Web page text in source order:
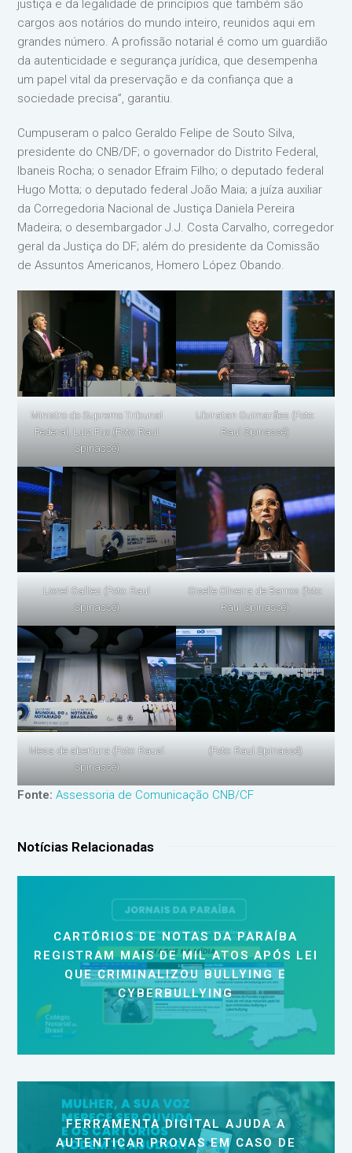
justiça e da legalidade de princípios que também são
cargos aos notários do mundo inteiro, reunidos aqui em
grandes número. A profissão notarial é como um guardião
da autenticidade e segurança jurídica, que desempenha
um papel vital da preservação e da confiança que a
sociedade precisa”, garantiu.
Cumpuseram o palco Geraldo Felipe de Souto Silva,
presidente do CNB/DF; o governador do Distrito Federal,
Ibaneis Rocha; o senador Efraim Filho; o deputado federal
Hugo Motta; o deputado federal João Maia; a juíza auxiliar
da Corregedoria Nacional de Justiça Daniela Pereira
Madeira; o desembargador J.J. Costa Carvalho, corregedor
geral da Justiça do DF; além do presidente da Comissão
de Assuntos Americanos, Homero López Obando.
Ministro do Supremo Tribunal
Federal, Luiz Fux (Foto: Raul
Spinassé)
Ubiratan Guimarães (Foto:
Raul Spinassé)
Lionel Galliez (Foto: Raul
Spinassé)
Giselle Oliveira de Barros (foto:
Raul Spinassé)
Mesa de abertura (Foto: Rausl
Spinassé)
(Foto: Raul Spinassé)
Fonte:Assessoria de Comunicação CNB/CF
Notícias Relacionadas
CARTÓRIOS DE NOTAS DA PARAÍBA
REGISTRAM MAIS DE MIL ATOS APÓS LEI
QUE CRIMINALIZOU BULLYING E
CYBERBULLYING
FERRAMENTA DIGITAL AJUDA A
AUTENTICAR PROVAS EM CASO DE